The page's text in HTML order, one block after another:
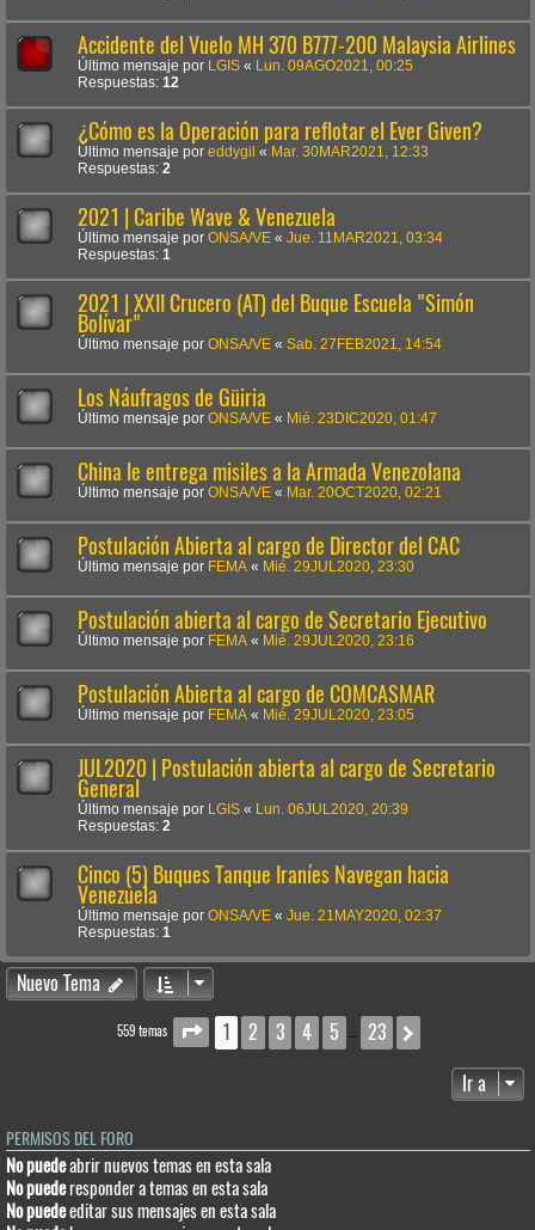
Accidente del Vuelo MH 370 B777-200 Malaysia Airlines
Último mensaje por LGIS «
Lun. 09AGO2021, 00:25
Respuestas: 12
¿Cómo es la Operación para reflotar el Ever Given?
Último mensaje por eddygil « Mar. 30MAR2021, 12:33
Respuestas: 2
2021 | Caribe Wave & Venezuela
Último mensaje por ONSA/VE « Jue. 11MAR2021, 03:34
Respuestas: 1
2021 | XXII Crucero (AT) del Buque Escuela "Simón
Bolívar"
Último mensaje por ONSA/VE « Sab. 27FEB2021, 14:54
Los Náufragos de Güiria
Último mensaje por ONSA/VE « Mié. 23DIC2020, 01:47
China le entrega misiles a la Armada Venezolana
Último mensaje por ONSA/VE « Mar. 20OCT2020, 02:21
Postulación Abierta al cargo de Director del CAC
Último mensaje por FEMA « Mié. 29JUL2020, 23:30
Postulación abierta al cargo de Secretario Ejecutivo
Último mensaje por FEMA « Mié. 29JUL2020, 23:16
Postulación Abierta al cargo de COMCASMAR
Último mensaje por FEMA « Mié. 29JUL2020, 23:05
JUL2020 | Postulación abierta al cargo de Secretario
General
Último mensaje por LGIS «
Lun. 06JUL2020, 20:39
Respuestas: 2
Cinco (5) Buques Tanque Iraníes Navegan hacia
Venezuela
Último mensaje por ONSA/VE « Jue. 21MAY2020, 02:37
Respuestas: 1
Nuevo Tema
559 temas Página1 de 23
1 2 3 4 5 … 23
Ir a
PERMISOS DEL FORO
No puedeabrir nuevos temas en esta sala
No puederesponder a temas en esta sala
No puedeeditar sus mensajes en esta sala